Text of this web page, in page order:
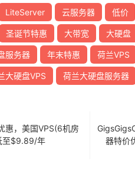
LiteServer 云服务器 低价
圣诞节特惠 大带宽 大硬盘
服务器 年末特惠 荷兰VPS
大硬盘VPS 荷兰大硬盘服务器
惠，美国VPS(6机房
至$9.89/年
器特价